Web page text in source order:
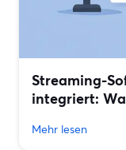
Streaming-
integriert:
Mehr lesen